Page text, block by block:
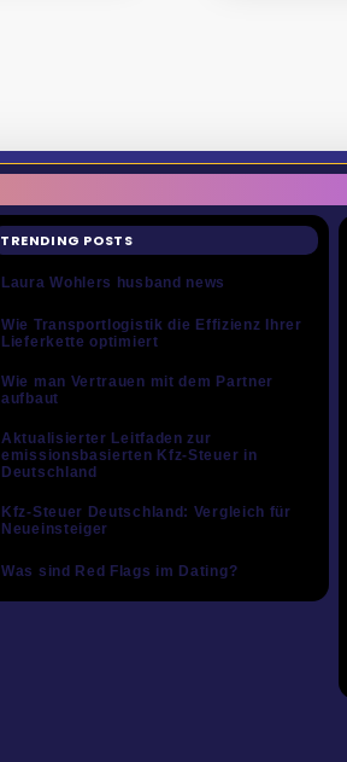
TRENDING POSTS
Laura Wohlers husband news
Wie Transportlogistik die Effizienz Ihrer
Lieferkette optimiert
Wie man Vertrauen mit dem Partner
aufbaut
Aktualisierter Leitfaden zur
emissionsbasierten Kfz-Steuer in
Deutschland
Kfz-Steuer Deutschland: Vergleich für
Neueinsteiger
Was sind Red Flags im Dating?